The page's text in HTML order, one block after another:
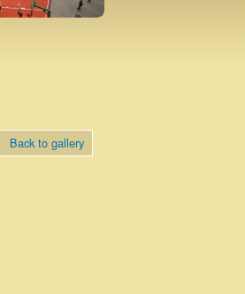
Back to gallery